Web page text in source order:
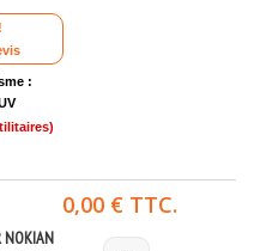
:
NOKIAN
0,00 € TTC.